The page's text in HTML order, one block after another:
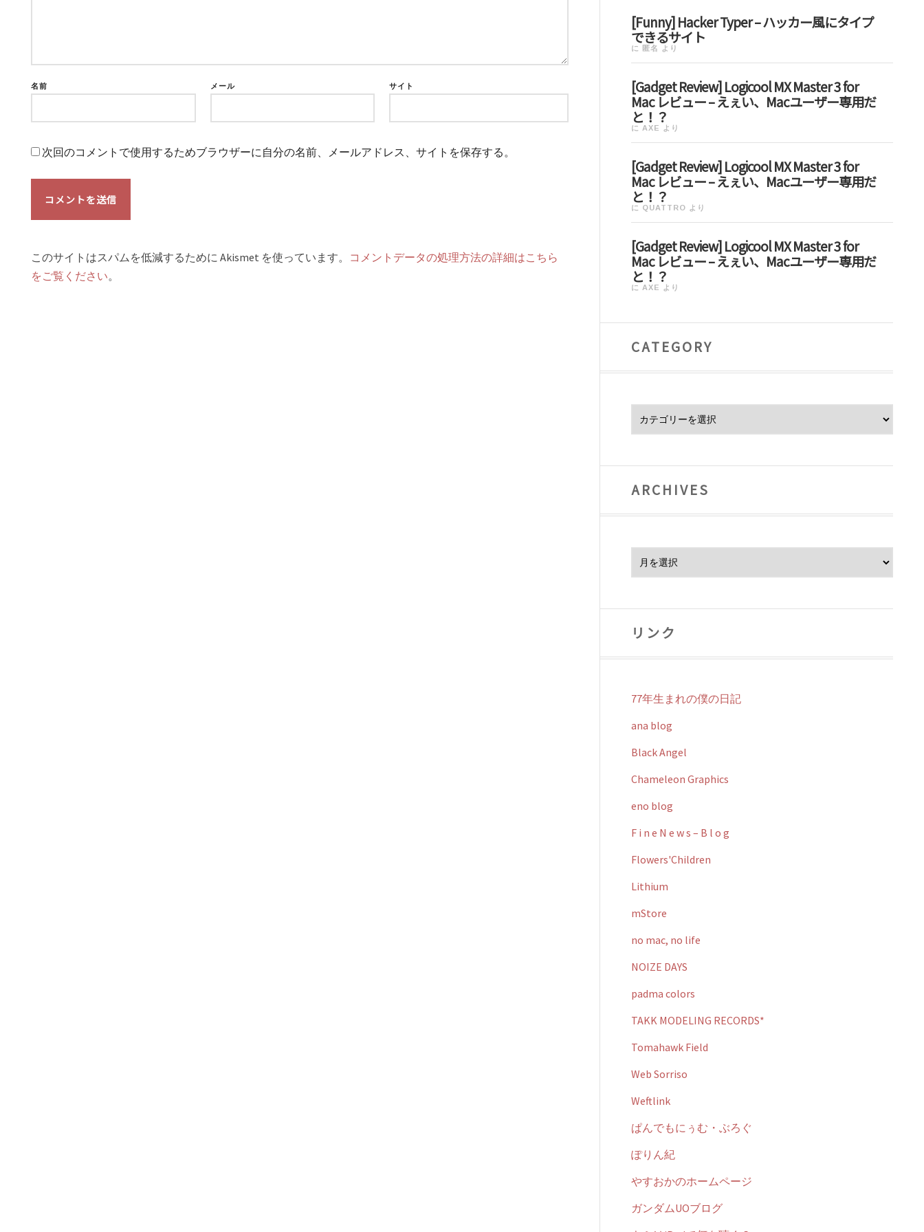
名前 メール サイト
次回のコメントで使用するためブラウザーに自分の名前、メールアドレス、サイトを保存する。
このサイトはスパムを低減するために Akismet を使っています。 コメントデータの処理方法の詳細はこちら
をご覧ください。
[Funny] Hacker Typer – ハッカー風にタイプ
できるサイト
に 匿名 より
[Gadget Review] Logicool MX Master 3 for
Mac レビュー – えぇい、Macユーザー専用だ
と！？
に AXE より
[Gadget Review] Logicool MX Master 3 for
Mac レビュー – えぇい、Macユーザー専用だ
と！？
に QUATTRO より
[Gadget Review] Logicool MX Master 3 for
Mac レビュー – えぇい、Macユーザー専用だ
と！？
に AXE より
CATEGORY
ARCHIVES
リンク
77年生まれの僕の日記
ana blog
Black Angel
Chameleon Graphics
eno blog
F i n e N e w s – B l o g
Flowers'Children
Lithium
mStore
no mac, no life
NOIZE DAYS
padma colors
TAKK MODELING RECORDS*
Tomahawk Field
Web Sorriso
Weftlink
ぱんでもにぅむ・ぶろぐ
ぽりん紀
やすおかのホームページ
ガンダムUOブログ